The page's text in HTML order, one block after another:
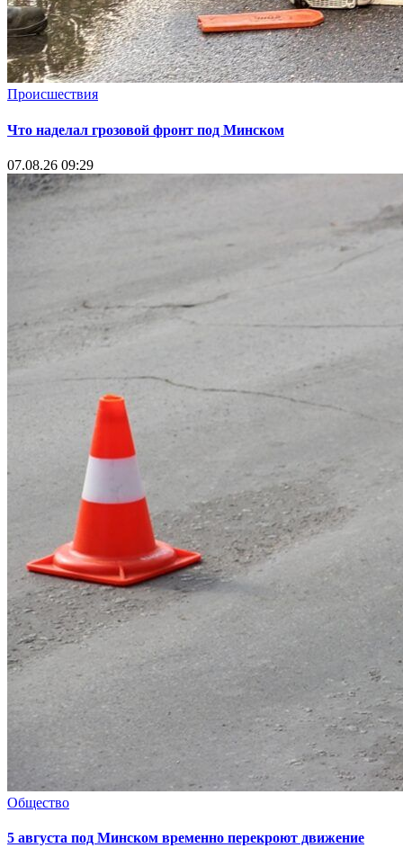
Происшествия
Что наделал грозовой фронт под Минском
07.08.26 09:29
Общество
5 августа под Минском временно перекроют движение